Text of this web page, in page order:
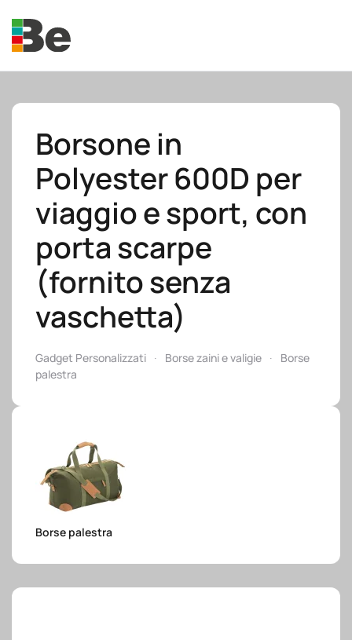
Skip to main content
Borsone in
Polyester 600D per
viaggio e sport, con
porta scarpe
(fornito senza
vaschetta)
Gadget Personalizzati Borse zaini e valigie
Borse
palestra
Borse palestra